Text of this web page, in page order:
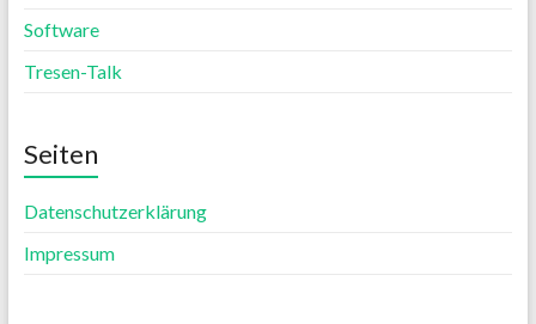
Software
Tresen-Talk
Seiten
Datenschutzerklärung
Impressum